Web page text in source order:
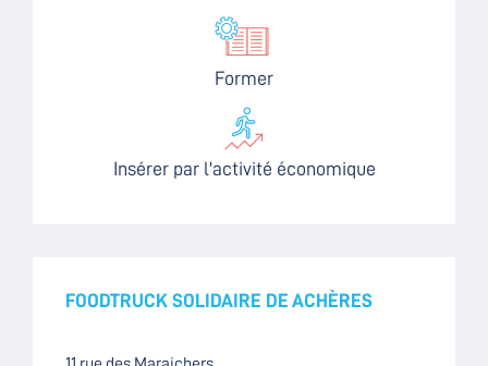
Former
Insérer par l'activité économique
FOODTRUCK SOLIDAIRE DE ACHÈRES